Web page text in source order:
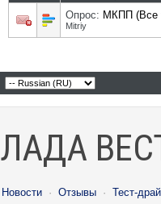
Опрос: МКПП (Все
Mitriy
ЛАДА
Новости · Отзывы · Тест-